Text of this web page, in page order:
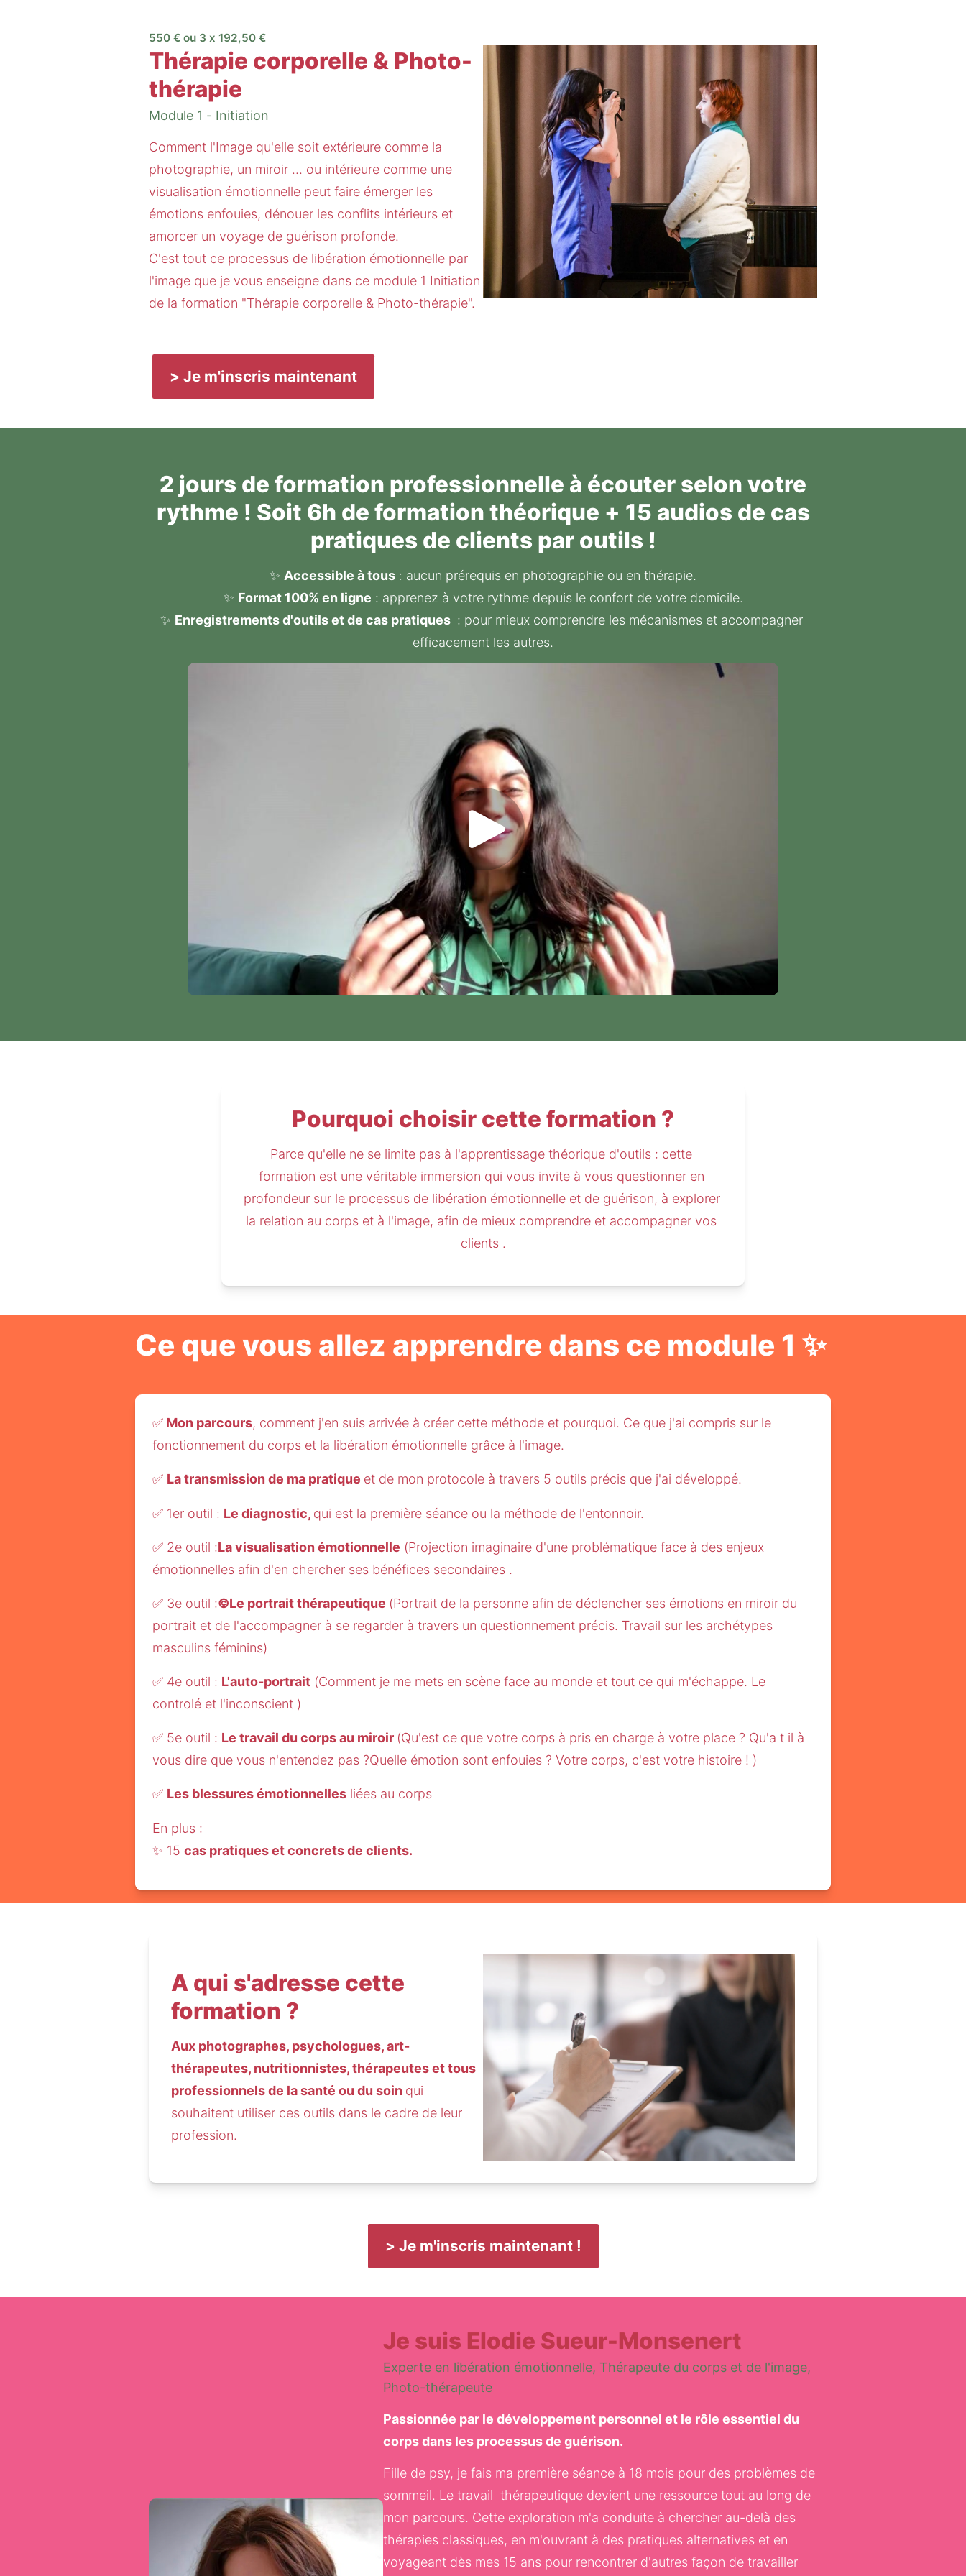
550 € ou 3 x 192,50 €
Thérapie corporelle & Photo-
thérapie
Module 1 - Initiation
Comment l'Image qu'elle soit extérieure comme la
photographie, un miroir ... ou intérieure comme une
visualisation émotionnelle peut faire émerger les
émotions enfouies, dénouer les conflits intérieurs et
amorcer un voyage de guérison profonde.
C'est tout ce processus de libération émotionnelle par
l'image que je vous enseigne dans ce module 1 Initiation
de la formation "Thérapie corporelle & Photo-thérapie".
> Je m'inscris maintenant
2 jours de formation professionnelle à écouter selon votre
rythme ! Soit 6h de formation théorique + 15 audios de cas
pratiques de clients par outils !
✨ Accessible à tous : aucun prérequis en photographie ou en thérapie.
✨ Format 100% en ligne : apprenez à votre rythme depuis le confort de votre domicile.
✨ Enregistrements d'outils et de cas pratiques : pour mieux comprendre les mécanismes et accompagner
efficacement les autres.
Pourquoi choisir cette formation ?
Parce qu'elle ne se limite pas à l'apprentissage théorique d'outils : cette
formation est une véritable immersion qui vous invite à vous questionner en
profondeur sur le processus de libération émotionnelle et de guérison, à explorer
la relation au corps et à l'image, afin de mieux comprendre et accompagner vos
clients .
Ce que vous allez apprendre dans ce module 1 ✨
✅ Mon parcours, comment j'en suis arrivée à créer cette méthode et pourquoi. Ce que j'ai compris sur le
fonctionnement du corps et la libération émotionnelle grâce à l'image.
✅ La transmission de ma pratique et de mon protocole à travers 5 outils précis que j'ai développé.
✅ 1er outil : Le diagnostic, qui est la première séance ou la méthode de l'entonnoir.
✅ 2e outil :La visualisation émotionnelle (Projection imaginaire d'une problématique face à des enjeux
émotionnelles afin d'en chercher ses bénéfices secondaires .
✅ 3e outil :©Le portrait thérapeutique (Portrait de la personne afin de déclencher ses émotions en miroir du
portrait et de l'accompagner à se regarder à travers un questionnement précis. Travail sur les archétypes
masculins féminins)
✅ 4e outil : L'auto-portrait ​(Comment je me mets en scène face au monde et tout ce qui m'échappe. Le
controlé et l'inconscient )
✅ 5e outil : Le travail du corps au miroir (Qu'est ce que votre corps à pris en charge à votre place ? Qu'a t il à
vous dire que vous n'entendez pas ?Quelle émotion sont enfouies ? Votre corps, c'est votre histoire ! )
✅ Les blessures émotionnelles liées au corps
En plus :
✨ 15 cas pratiques et concrets de clients.
A qui s'adresse cette
formation ?
Aux photographes, psychologues, art-
thérapeutes, nutritionnistes, thérapeutes et tous
professionnels de la santé ou du soin qui
souhaitent utiliser ces outils dans le cadre de leur
profession.
> Je m'inscris maintenant !
Je suis Elodie Sueur-Monsenert
Experte en libération émotionnelle, Thérapeute du corps et de l'image,
Photo-thérapeute
Passionnée par le développement personnel et le rôle essentiel du
corps dans les processus de guérison.
Fille de psy, je fais ma première séance à 18 mois pour des problèmes de
sommeil. Le travail  thérapeutique devient une ressource tout au long de
mon parcours. Cette exploration m'a conduite à chercher au-delà des
thérapies classiques, en m'ouvrant à des pratiques alternatives et en
voyageant dès mes 15 ans pour rencontrer d'autres façon de travailler